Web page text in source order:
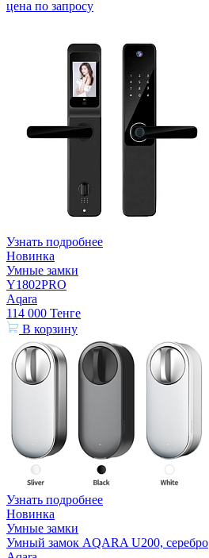
цена по запросу
Узнать подробнее
Новинка
Умные замки
Y1802PRO
Aqara
114 000 Тенге
В корзину
Узнать подробнее
Новинка
Умные замки
Умный замок AQARA U200, серебро